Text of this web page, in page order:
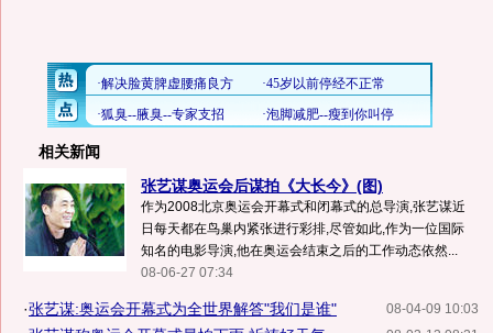
相关新闻
张艺谋奥运会后谋拍《大长今》(图)
作为2008北京奥运会开幕式和闭幕式的总导演,张艺谋近
日每天都在鸟巢内紧张进行彩排,尽管如此,作为一位国际
知名的电影导演,他在奥运会结束之后的工作动态依然...
08-06-27 07:34
08-04-09 10:03
·张艺谋:奥运会开幕式为全世界解答"我们是谁"